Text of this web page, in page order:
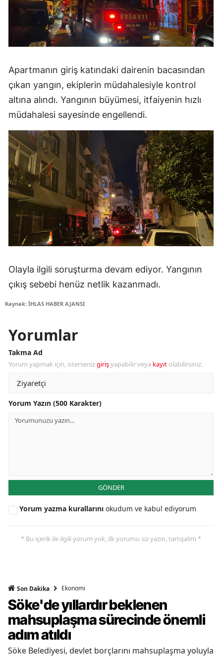
Apartmanın giriş katındaki dairenin bacasından
çıkan yangın, ekiplerin müdahalesiyle kontrol
altına alındı. Yangının büyümesi, itfaiyenin hızlı
müdahalesi sayesinde engellendi.
Olayla ilgili soruşturma devam ediyor. Yangının
çıkış sebebi henüz netlik kazanmadı.
Kaynak: İHLAS HABER AJANSI
Yorumlar
Takma Ad
Yorum yapmak için, istersenizgirişyapabilir veya kayıt olabilirsiniz.
Yorum Yazın (500 Karakter)
GÖNDER
Yorum yazma kurallarını okudum ve kabul ediyorum
* Bu içerik ile ilgili yorum yok, ilk yorumu siz yazın, tartışalım *
Son Dakika Ekonomi
Söke'de yıllardır beklenen
mahsuplaşma sürecinde önemli
adım atıldı
Söke Belediyesi, devlet borçlarını mahsuplaşma yoluyla